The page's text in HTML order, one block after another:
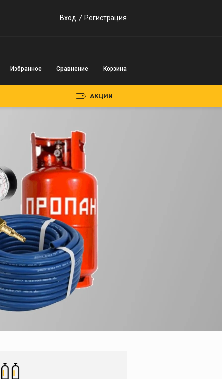
Вход Регистрация
Избранное Сравнение Корзина
Пускозарядные
устройства
Инверторного типа
Трансформаторного
АКЦИИ